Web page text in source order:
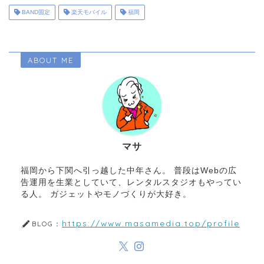
BAND固定 楽天モバイル 福岡
ABOUT ME
マサ
福岡から下関へ引っ越した中年さん。 普段はWebの広
告運用を生業としていて、レンタルスタジオもやってい
る人。 ガジェットやモノづくりが大好き。
BLOG： https://www.masamedia.top/profile